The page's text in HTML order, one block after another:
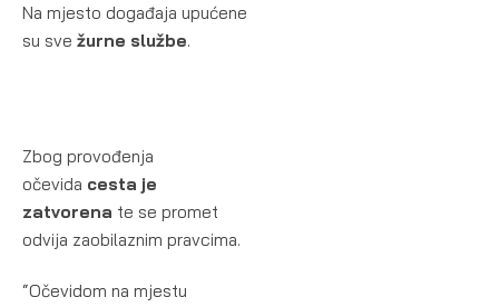
Na mjesto događaja upućene
su sve žurne službe.
Zbog provođenja
očevida cesta je
zatvorena te se promet
odvija zaobilaznim pravcima.
“Očevidom na mjestu